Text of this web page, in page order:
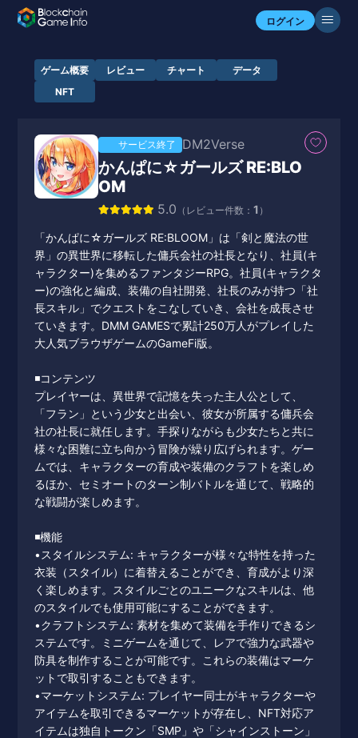
ログイン
ゲーム概要 レビュー チャート
データ
NFT
サービス終了 DM2Verse
かんぱに☆ガールズ RE:BLO
OM
5.0 （レビュー件数： 1 ）
「かんぱに☆ガールズ RE:BLOOM」は「剣と魔法の世
界」の異世界に移転した傭兵会社の社長となり、社員(キ
ャラクター)を集めるファンタジーRPG。社員(キャラクタ
ー)の強化と編成、装備の自社開発、社長のみが持つ「社
長スキル」でクエストをこなしていき、会社を成長させ
ていきます。DMM GAMESで累計250万人がプレイした
大人気ブラウザゲームのGameFi版。
◾️コンテンツ
プレイヤーは、異世界で記憶を失った主人公として、
「フラン」という少女と出会い、彼女が所属する傭兵会
社の社長に就任します。手探りながらも少女たちと共に
様々な困難に立ち向かう冒険が繰り広げられます。ゲー
ムでは、キャラクターの育成や装備のクラフトを楽しめ
るほか、セミオートのターン制バトルを通じて、戦略的
な戦闘が楽しめます。
◾️機能
•スタイルシステム: キャラクターが様々な特性を持った
衣装（スタイル）に着替えることができ、育成がより深
く楽しめます。スタイルごとのユニークなスキルは、他
のスタイルでも使用可能にすることができます。
•クラフトシステム: 素材を集めて装備を手作りできるシ
ステムです。ミニゲームを通じて、レアで強力な武器や
防具を制作することが可能です。これらの装備はマーケ
ットで取引することもできます。
•マーケットシステム: プレイヤー同士がキャラクターや
アイテムを取引できるマーケットが存在し、NFT対応ア
イテムは独自トークン「SMP」や「シャインストーン」